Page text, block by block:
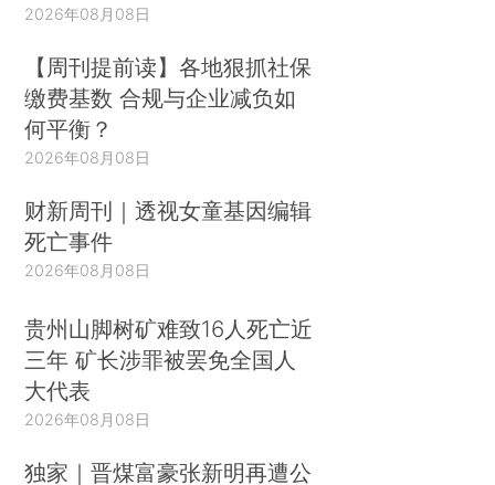
2026年08月08日
【周刊提前读】各地狠抓社保
缴费基数 合规与企业减负如
何平衡？
2026年08月08日
财新周刊｜透视女童基因编辑
死亡事件
2026年08月08日
贵州山脚树矿难致16人死亡近
三年 矿长涉罪被罢免全国人
大代表
2026年08月08日
独家｜晋煤富豪张新明再遭公